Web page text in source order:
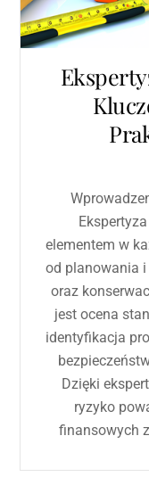
elementem w
od planowania
oraz
jest ocena
identyfikacja
Dzięki
ryzyko
finansowych